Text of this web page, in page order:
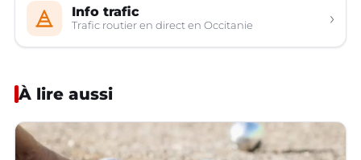
Info trafic
Trafic routier en direct en Occitanie ›
À lire aussi